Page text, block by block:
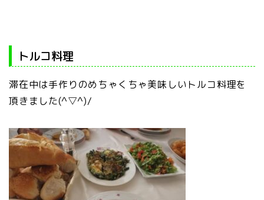
トルコ料理
滞在中は手作りのめちゃくちゃ美味しいトルコ料理を
頂きました(^▽^)/